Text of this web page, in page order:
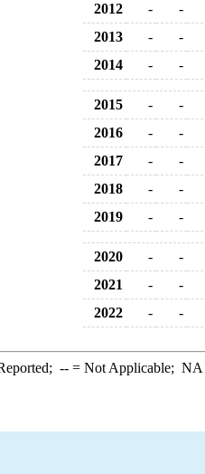
2012
- -
2013
- -
2014
- -
2015 - -
2016
- -
2017
- -
2018
- -
2019
- -
2020 - -
2021
- -
2022
- -
--= Not Applicable; NA